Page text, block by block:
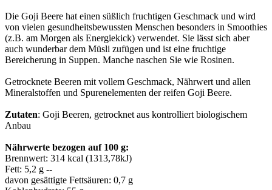
Die Goji Beere hat einen süßlich fruchtigen Geschmack und wird
von vielen gesundheitsbewussten Menschen besonders in Smoothies
(z.B. am Morgen als Energiekick) verwendet. Sie lässt sich aber
auch wunderbar dem Müsli zufügen und ist eine fruchtige
Bereicherung in Suppen. Manche naschen Sie wie Rosinen.
Getrocknete Beeren mit vollem Geschmack, Nährwert und allen
Mineralstoffen und Spurenelementen der reifen Goji Beere.
Zutaten: Goji Beeren, getrocknet aus kontrolliert biologischem
Anbau
Nährwerte bezogen auf 100 g:
Brennwert: 314 kcal (1313,78kJ)
Fett: 5,2 g --
davon gesättigte Fettsäuren: 0,7 g